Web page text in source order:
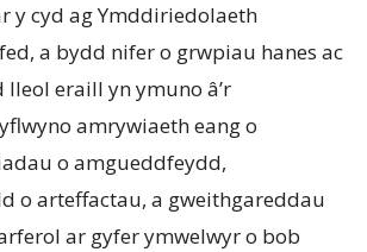
y cyd ag Ymddiriedolaeth
a bydd nifer o grwpiau hanes ac
eraill yn ymuno â’r
amrywiaeth eang o
o amgueddfeydd,
o arteffactau, a gweithgareddau
ar gyfer ymwelwyr o bob